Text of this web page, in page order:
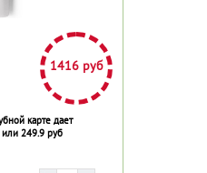
1416 руб
карте дает
249.9 руб